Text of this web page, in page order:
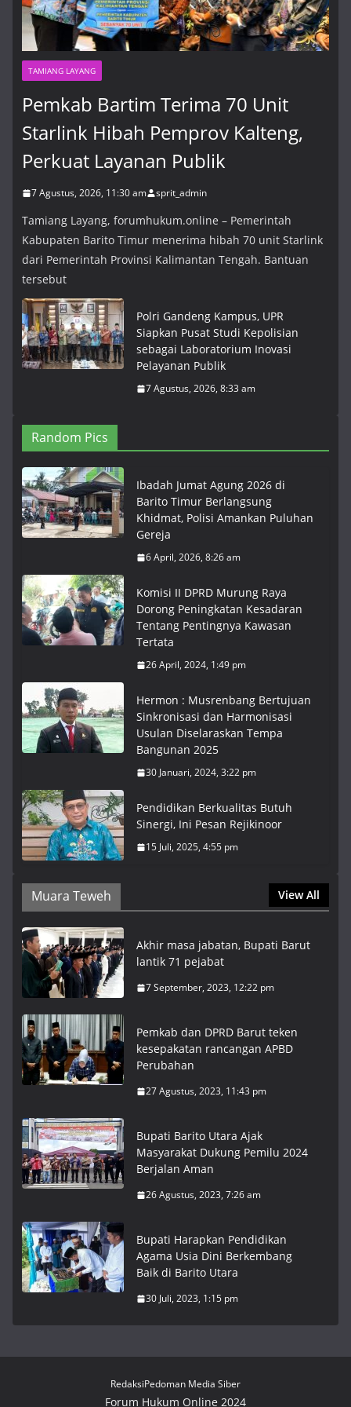
TAMIANG LAYANG
Pemkab Bartim Terima 70 Unit
Starlink Hibah Pemprov Kalteng,
Perkuat Layanan Publik
7 Agustus, 2026, 11:30 am sprit_admin
Tamiang Layang, forumhukum.online – Pemerintah
Kabupaten Barito Timur menerima hibah 70 unit Starlink
dari Pemerintah Provinsi Kalimantan Tengah. Bantuan
tersebut
Polri Gandeng Kampus, UPR
Siapkan Pusat Studi Kepolisian
sebagai Laboratorium Inovasi
Pelayanan Publik
7 Agustus, 2026, 8:33 am
Random Pics
Ibadah Jumat Agung 2026 di
Barito Timur Berlangsung
Khidmat, Polisi Amankan Puluhan
Gereja
6 April, 2026, 8:26 am
Komisi II DPRD Murung Raya
Dorong Peningkatan Kesadaran
Tentang Pentingnya Kawasan
Tertata
26 April, 2024, 1:49 pm
Hermon : Musrenbang Bertujuan
Sinkronisasi dan Harmonisasi
Usulan Diselaraskan Tempa
Bangunan 2025
30 Januari, 2024, 3:22 pm
Pendidikan Berkualitas Butuh
Sinergi, Ini Pesan Rejikinoor
15 Juli, 2025, 4:55 pm
Muara Teweh View All
Akhir masa jabatan, Bupati Barut
lantik 71 pejabat
7 September, 2023, 12:22 pm
Pemkab dan DPRD Barut teken
kesepakatan rancangan APBD
Perubahan
27 Agustus, 2023, 11:43 pm
Bupati Barito Utara Ajak
Masyarakat Dukung Pemilu 2024
Berjalan Aman
26 Agustus, 2023, 7:26 am
Bupati Harapkan Pendidikan
Agama Usia Dini Berkembang
Baik di Barito Utara
30 Juli, 2023, 1:15 pm
RedaksiPedoman Media Siber
Forum Hukum Online 2024